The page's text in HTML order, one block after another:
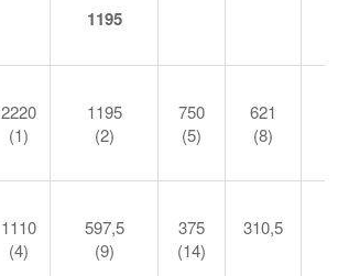
1195
2220
(1)
1195
(2)
750
(5)
621
(8)
1110
(4)
597,5
(9)
375
(14)
310,5